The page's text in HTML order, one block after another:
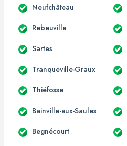
Neufchâteau
Rebeuville
Sartes
Tranqueville-Graux
Thiéfosse
Bainville-aux-Saules
Begnécourt